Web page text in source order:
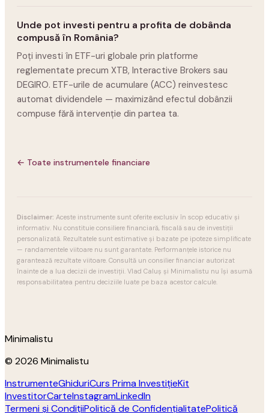
Unde pot investi pentru a profita de dobânda
compusă în România?
Poți investi în ETF-uri globale prin platforme
reglementate precum XTB, Interactive Brokers sau
DEGIRO. ETF-urile de acumulare (ACC) reinvestesc
automat dividendele — maximizând efectul dobânzii
compuse fără intervenție din partea ta.
← Toate instrumentele financiare
Disclaimer: Aceste instrumente sunt oferite exclusiv în scop educativ și
informativ. Nu constituie consiliere financiară, fiscală sau de investiții
personalizată. Rezultatele sunt estimative și bazate pe ipoteze simplificate
— randamentele viitoare nu sunt garantate. Performanțele istorice nu
garantează rezultate viitoare. Consultă un consilier financiar autorizat
înainte de a lua decizii de investiții. Vlad Caluș și Minimalistu nu își asumă
responsabilitatea pentru deciziile luate pe baza acestor calcule.
Minimalistu
© 2026 Minimalistu
InstrumenteGhiduriCurs Prima InvestițieKit
InvestitorCarteInstagramLinkedIn
Termeni și CondițiiPolitică de ConfidențialitatePolitică